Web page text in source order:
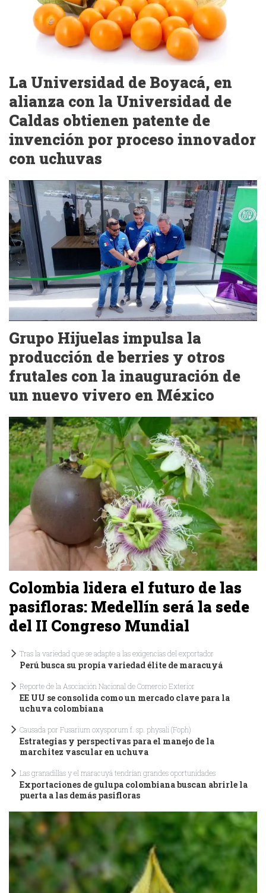
La Universidad de Boyacá, en
alianza con la Universidad de
Caldas obtienen patente de
invención por proceso innovador
con uchuvas
Grupo Hijuelas impulsa la
producción de berries y otros
frutales con la inauguración de
un nuevo vivero en México
Colombia lidera el futuro de las
pasifloras: Medellín será la sede
del II Congreso Mundial
Tras la variedad que se adapte a las exigencias del exportador
Perú busca su propia variedad élite de maracuyá
Reporte de la Asociación Nacional de Comercio Exterior
EE UU se consolida como un mercado clave para la
uchuva colombiana
Causada por Fusarium oxysporum f. sp. physali (Foph)
Estrategias y perspectivas para el manejo de la
marchitez vascular en uchuva
Las granadillas y el maracuyá tendrían grandes oportunidades
Exportaciones de gulupa colombiana buscan abrirle la
puerta a las demás pasifloras